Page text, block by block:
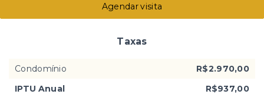
Agendar visita
Taxas
Condomínio
R$2.970,00
IPTU Anual
R$937,00